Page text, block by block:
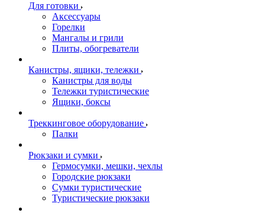
Для готовки
Аксессуары
Горелки
Мангалы и грили
Плиты, обогреватели
Канистры, ящики, тележки
Канистры для воды
Тележки туристические
Ящики, боксы
Треккинговое оборудование
Палки
Рюкзаки и сумки
Гермосумки, мешки, чехлы
Городские рюкзаки
Сумки туристические
Туристические рюкзаки